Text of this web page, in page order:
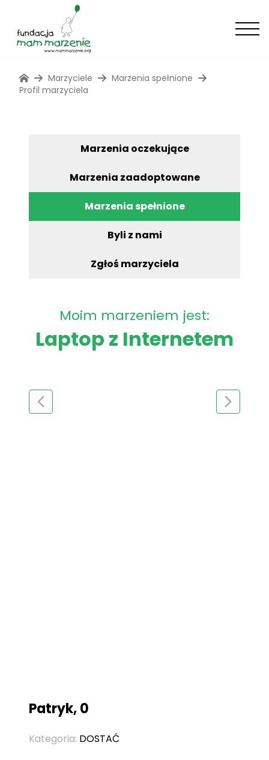
Marzyciele
Marzenia spełnione
Profil marzyciela
Marzenia oczekujące
Marzenia zaadoptowane
Marzenia spełnione
Byli z nami
Zgłoś marzyciela
Moim marzeniem jest:
Laptop z Internetem
Patryk, 0
Kategoria: DOSTAĆ